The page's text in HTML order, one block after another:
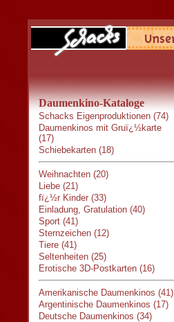
Daumenkino-Kataloge
Schacks Eigenproduktionen (74)
Daumenkinos mit Gruï¿½karte
(17)
Schiebekarten (18)
Weihnachten (20)
Liebe (21)
fï¿½r Kinder (33)
Einladung, Gratulation (40)
Sport (41)
Sternzeichen (12)
Tiere (41)
Seltenheiten (25)
Erotische 3D-Postkarten (16)
Amerikanische Daumenkinos (41)
Argentinische Daumenkinos (17)
Deutsche Daumenkinos (34)